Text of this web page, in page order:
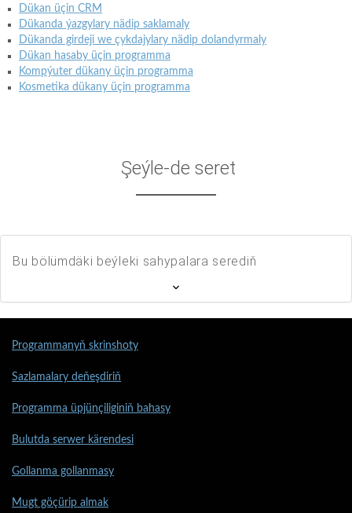
Dükan üçin CRM
Dükanda ýazgylary nädip saklamaly
Dükanda girdeji we çykdajylary nädip dolandyrmaly
Dükan hasaby üçin programma
Kompýuter dükany üçin programma
Kosmetika dükany üçin programma
Şeýle-de seret
Bu bölümdäki beýleki sahypalara serediň
Programmanyň skrinshoty
Sazlamalary deňeşdiriň
Programma üpjünçiliginiň bahasy
Bulutda serwer kärendesi
Gollanma gollanmasy
Mugt göçürip almak